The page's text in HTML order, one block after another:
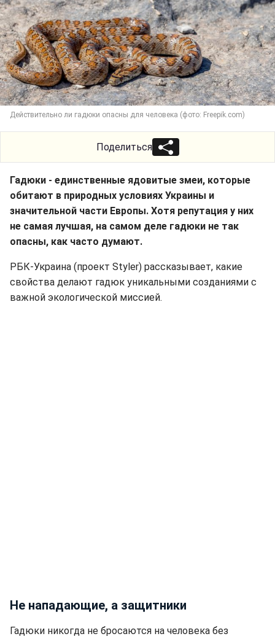
Действительно ли гадюки опасны для человека (фото: Freepik.com)
Поделиться
Гадюки - единственные ядовитые змеи, которые
обитают в природных условиях Украины и
значительной части Европы. Хотя репутация у них
не самая лучшая, на самом деле гадюки не так
опасны, как часто думают.
РБК-Украина (проект Styler) рассказывает, какие
свойства делают гадюк уникальными созданиями с
важной экологической миссией.
Не нападающие, а защитники
Гадюки никогда не бросаются на человека без